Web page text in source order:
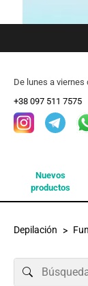
De lunes a viernes
+38 097 511 7575
Nuevos
productos
Depilación